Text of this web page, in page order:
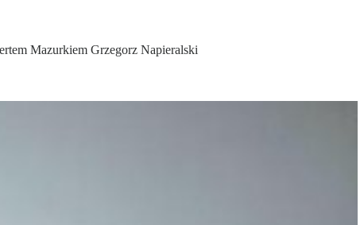
Mazurkiem Grzegorz Napieralski